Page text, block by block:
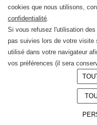
©
cookies que nous utilisons,
confidentialité
Si vous refusez l'utilisation
pas suivies lors de votre visite
utilisé dans votre navigateur
vos préférences (il sera